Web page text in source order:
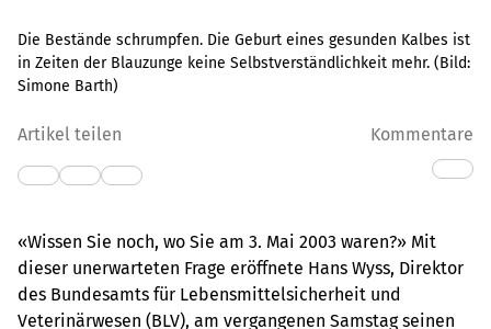
Die Bestände schrumpfen. Die Geburt eines gesunden Kalbes ist
in Zeiten der Blauzunge keine Selbstverständlichkeit mehr. (Bild:
Simone Barth)
Artikel teilen Kommentare
«Wissen Sie noch, wo Sie am 3. Mai 2003 waren?» Mit
dieser unerwarteten Frage eröffnete Hans Wyss, Direktor
des Bundesamts für Lebensmittelsicherheit und
Veterinärwesen (BLV), am vergangenen Samstag seinen